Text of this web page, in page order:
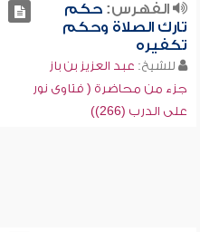
الفهرس:حكم
تارك الصلاة وحكم
تكفيره
للشيخ: عبد العزيز بن باز
جزء من محاضرة ( فتاوى نور
على الدرب (266))